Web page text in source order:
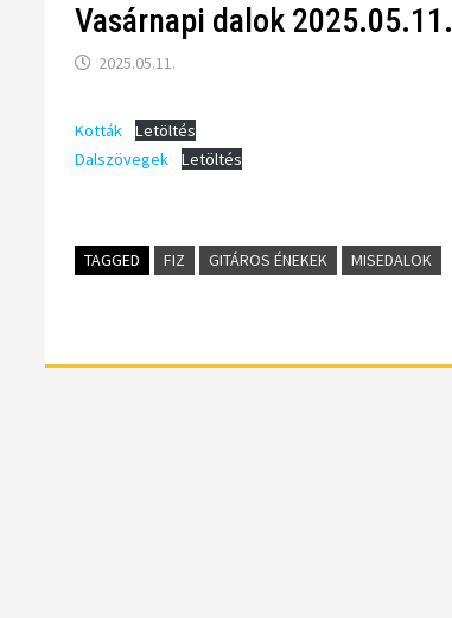
Vasárnapi dalok 2025.05.11.
2025.05.11.
Kották
Letöltés
Dalszövegek
Letöltés
TAGGED FIZ GITÁROS ÉNEKEK MISEDALOK